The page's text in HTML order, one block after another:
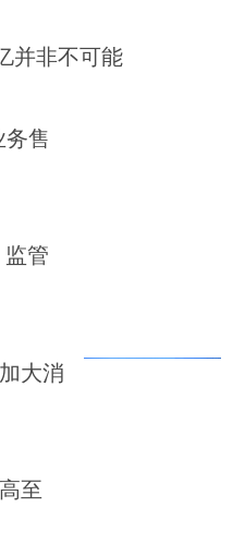
并非不可能
售
管
大消
至